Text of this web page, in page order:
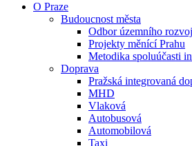
O Praze
Budoucnost města
Odbor územního
Projekty měnící Prahu
Metodika spoluúčasti
Doprava
Pražská integrovaná
MHD
Vlaková
Autobusová
Automobilová
Taxi